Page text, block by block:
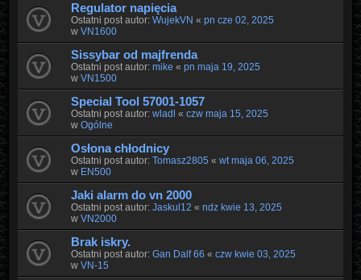
Regulator napięcia
Ostatni post autor: WujekVN « pn cze 02, 2025
w VN1600
Sissybar od majfrenda
Ostatni post autor: mike « pn maja 19, 2025
w VN1500
Special Tool 57001-1057
Ostatni post autor: wladl « czw maja 15, 2025
w Ogólne
Osłona chłodnicy
Ostatni post autor: Tomasz2805 « wt maja 06, 2025
w EN500
Jaki alarm do vn 2000
Ostatni post autor: Jaskul12 « ndz kwie 13, 2025
w VN2000
Brak iskry.
Ostatni post autor: Gan Dalf 66 « czw kwie 03, 2025
w VN-15